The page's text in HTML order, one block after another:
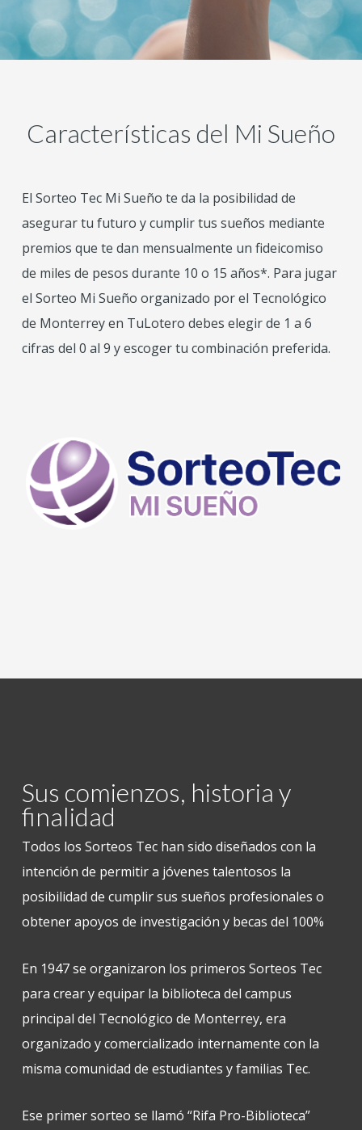
Características del Mi Sueño
El Sorteo Tec Mi Sueño te da la posibilidad de
asegurar tu futuro y cumplir tus sueños mediante
premios que te dan mensualmente un fideicomiso
de miles de pesos durante 10 o 15 años*. Para jugar
el Sorteo Mi Sueño organizado por el Tecnológico
de Monterrey en TuLotero debes elegir de 1 a 6
cifras del 0 al 9 y escoger tu combinación preferida.
Sus comienzos, historia y
finalidad
Todos los Sorteos Tec han sido diseñados con la
intención de permitir a jóvenes talentosos la
posibilidad de cumplir sus sueños profesionales o
obtener apoyos de investigación y becas del 100%
En 1947 se organizaron los primeros Sorteos Tec
para crear y equipar la biblioteca del campus
principal del Tecnológico de Monterrey, era
organizado y comercializado internamente con la
misma comunidad de estudiantes y familias Tec.
Ese primer sorteo se llamó “Rifa Pro-Biblioteca”